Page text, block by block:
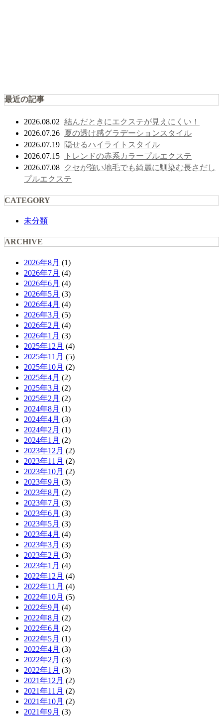
最近の記事
2026.08.02 結んだときにエクステが見えにくい！
2026.07.26 夏の透け感グラデーションスタイル
2026.07.19 隠せるハイライトスタイル
2026.07.15 トレンドの赤系カラープルエクステ
2026.07.08
クセが強い地毛でも綺麗に馴染む長さだし
プルエクステ
CATEGORY
未分類
ARCHIVE
2026年8月 (1)
2026年7月 (4)
2026年6月 (4)
2026年5月 (3)
2026年4月 (4)
2026年3月 (5)
2026年2月 (4)
2026年1月 (3)
2025年12月 (4)
2025年11月 (5)
2025年10月 (2)
2025年4月 (2)
2025年3月 (2)
2025年2月 (2)
2024年8月 (1)
2024年4月 (3)
2024年2月 (1)
2024年1月 (2)
2023年12月 (2)
2023年11月 (2)
2023年10月 (2)
2023年9月 (3)
2023年8月 (2)
2023年7月 (3)
2023年6月 (3)
2023年5月 (3)
2023年4月 (4)
2023年3月 (3)
2023年2月 (3)
2023年1月 (4)
2022年12月 (4)
2022年11月 (4)
2022年10月 (5)
2022年9月 (4)
2022年8月 (2)
2022年6月 (2)
2022年5月 (1)
2022年4月 (3)
2022年2月 (3)
2022年1月 (3)
2021年12月 (2)
2021年11月 (2)
2021年10月 (2)
2021年9月 (3)